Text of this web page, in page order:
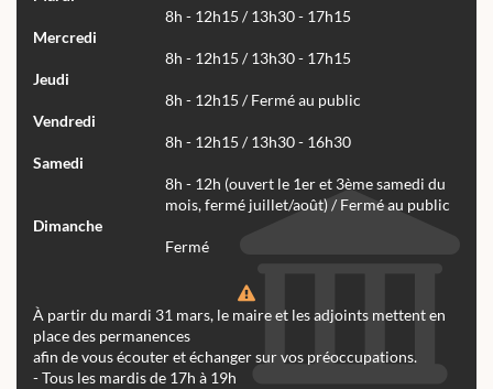
8h - 12h15 / 13h30 - 17h15
Mercredi
8h - 12h15 / 13h30 - 17h15
Jeudi
8h - 12h15 / Fermé au public
Vendredi
8h - 12h15 / 13h30 - 16h30
Samedi
8h - 12h (ouvert le 1er et 3ème samedi du
mois, fermé juillet/août) / Fermé au public
Dimanche
Fermé
À partir du mardi 31 mars, le maire et les adjoints mettent en
place des permanences
afin de vous écouter et échanger sur vos préoccupations.
- Tous les mardis de 17h à 19h